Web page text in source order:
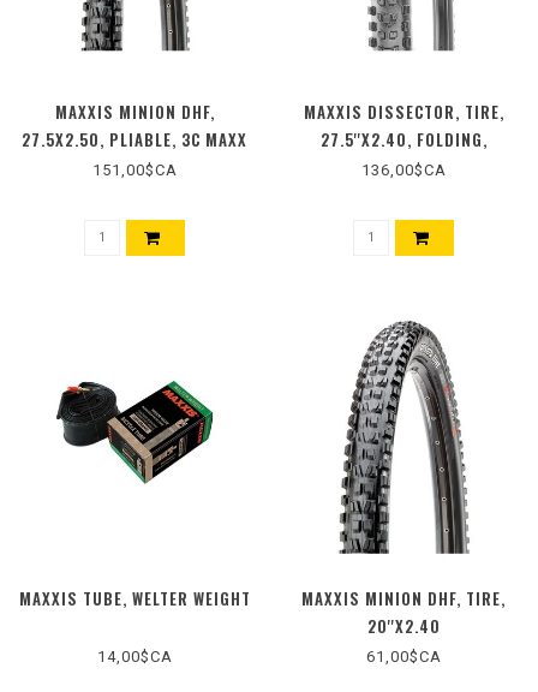
MAXXIS MINION DHF,
27.5X2.50, PLIABLE, 3C MAXX
GRIP, DD, WIDE TRAIL,
50PSI, 1170G, NOIR
151,00$CA
MAXXIS DISSECTOR, TIRE,
27.5''X2.40, FOLDING,
TUBELESS READY, 3C MAXX
120TPI, BLACK
136,00$CA
MAXXIS TUBE, WELTER WEIGHT
14,00$CA
MAXXIS MINION DHF, TIRE,
20''X2.40
61,00$CA